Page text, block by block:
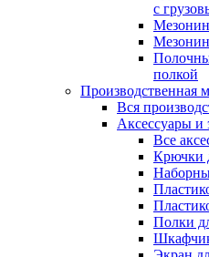
с
полкой
Производственная
Вся
Аксессуары и
Все
Крючки
Полки